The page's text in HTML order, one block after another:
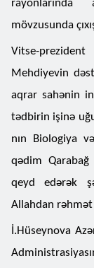
mövzusunda
Vitse-
Mehdiyevin
aqrar sahənin
tədbirin işinə
nın Biologiya
qədim
qeyd edərək
Allahdan
İ.Hüseynova